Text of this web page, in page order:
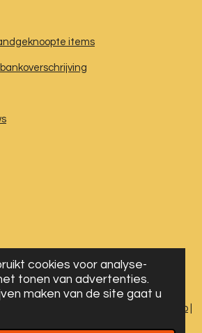
cookies voor analyse-
tonen van advertenties.
maken van de site gaat u
items
Sitemap